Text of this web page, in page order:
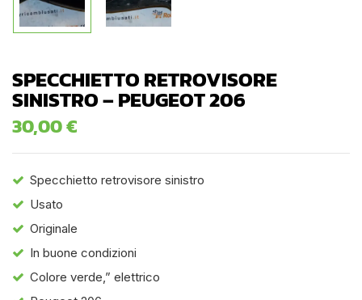
SPECCHIETTO RETROVISORE
SINISTRO – PEUGEOT 206
30,00€
Specchietto retrovisore sinistro
Usato
Originale
In buone condizioni
Colore verde,” elettrico